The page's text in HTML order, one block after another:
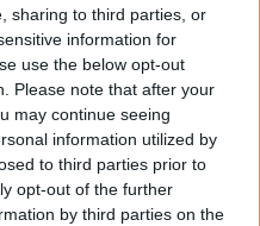
sharing to third parties, or
information for
use the below opt-out
Please note that after your
may continue seeing
information utilized by
to third parties prior to
opt-out of the further
by third parties on the
musical :
la guitare chez
MP3 sur
ou trouver le CD sur